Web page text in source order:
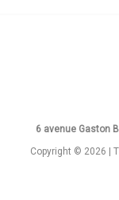
6 avenue Gaston
Copyright © 2026 |